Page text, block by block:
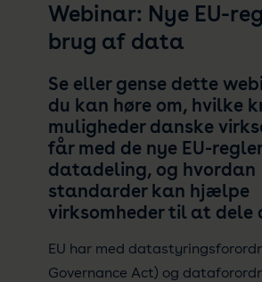
Webinar: Nye EU-
brug af data
Se eller gense dette
du kan høre om, hvilke
muligheder danske
får med de nye EU-
datadeling, og hvordan
standarder kan hjælpe
virksomheder til at dele
EU har med
Governance Act) og